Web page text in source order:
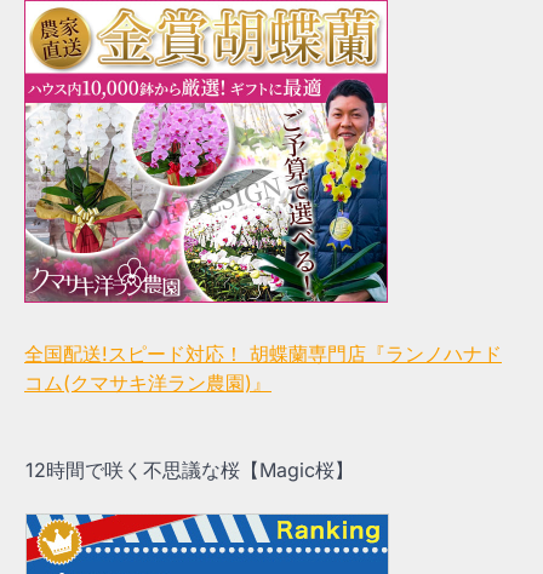
全国配送!スピード対応！ 胡蝶蘭専門店『ランノハナド
コム(クマサキ洋ラン農園)』
12時間で咲く不思議な桜【Magic桜】